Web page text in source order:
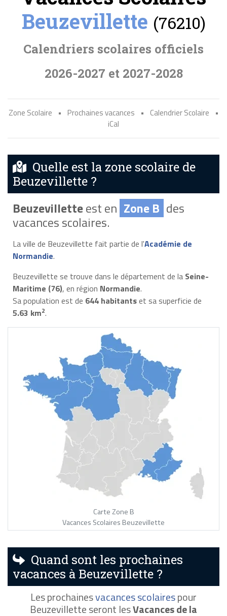
Beuzevillette (76210)
Calendriers scolaires officiels
2026-2027 et 2027-2028
Zone Scolaire • Prochaines vacances • Calendrier Scolaire
•
iCal
Quelle est la zone scolaire de
Beuzevillette ?
Beuzevilletteest en Zone B des
vacances scolaires.
La ville de Beuzevillette fait partie de l'Académie de
Normandie.
Beuzevillette se trouve dans le département de la Seine-
Maritime (76), en région Normandie.
Sa population est de 644 habitantset sa superficie de
5.63 km2.
Carte Zone B
Vacances Scolaires Beuzevillette
Quand sont les prochaines
vacances à Beuzevillette ?
Les prochainesvacances scolairespour
Beuzevillette seront lesVacances de la